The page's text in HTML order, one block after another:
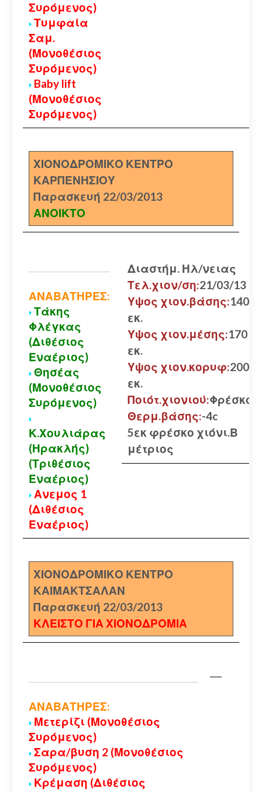
Συρόμενος)
Τυμφαία
Σαμ.
(Μονοθέσιος
Συρόμενος)
Baby lift
(Μονοθέσιος
Συρόμενος)
ΧΙΟΝΟΔΡΟΜΙΚΟ ΚΕΝΤΡΟ
ΚΑΡΠΕΝΗΣΙΟΥ
Παρασκευή 22/03/2013
ΑΝΟΙΚΤΟ
ΑΝΑΒΑΤΗΡΕΣ:
Τάκης
Φλέγκας
(Διθέσιος
Εναέριος)
Θησέας
(Μονοθέσιος
Συρόμενος)
Κ.Χουλιάρας
(Ηρακλής)
(Τριθέσιος
Εναέριος)
Ανεμος 1
(Διθέσιος
Εναέριος)
Διαστήμ. Ηλ/νειας
Τελ.χιον/ση:21/03/13
Υψος χιον.βάσης:140
εκ.
Υψος χιον.μέσης:170
εκ.
Υψος χιον.κορυφ:200
εκ.
Ποιότ.χιονιού:Φρέσκο
Θερμ.βάσης:-4c
5εκ φρέσκο χιόνι.Β
μέτριος
ΧΙΟΝΟΔΡΟΜΙΚΟ ΚΕΝΤΡΟ
ΚΑΙΜΑΚΤΣΑΛΑΝ
Παρασκευή 22/03/2013
ΚΛΕΙΣΤΟ ΓΙΑ ΧΙΟΝΟΔΡΟΜΙΑ
ΑΝΑΒΑΤΗΡΕΣ:
Μετερίζι (Μονοθέσιος
Συρόμενος)
Σαρα/βυση 2 (Μονοθέσιος
Συρόμενος)
Κρέμαση (Διθέσιος